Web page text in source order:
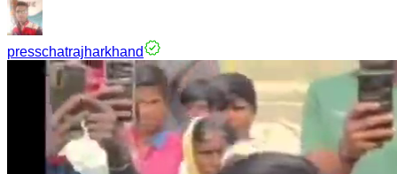
presschatrajharkhand